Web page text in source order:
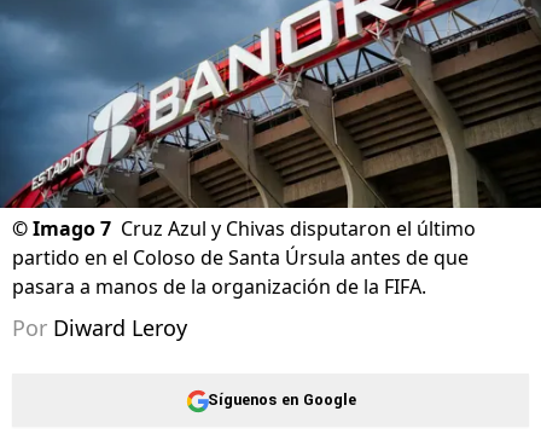
©Imago 7 Cruz Azul y Chivas disputaron el último
partido en el Coloso de Santa Úrsula antes de que
pasara a manos de la organización de la FIFA.
Por Diward Leroy
Síguenos en Google